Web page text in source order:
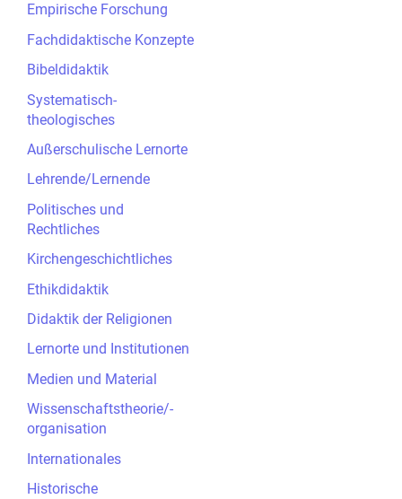
Empirische Forschung
Fachdidaktische Konzepte
Bibeldidaktik
Systematisch-
theologisches
Außerschulische Lernorte
Lehrende/Lernende
Politisches und
Rechtliches
Kirchengeschichtliches
Ethikdidaktik
Didaktik der Religionen
Lernorte und Institutionen
Medien und Material
Wissenschaftstheorie/-
organisation
Internationales
Historische